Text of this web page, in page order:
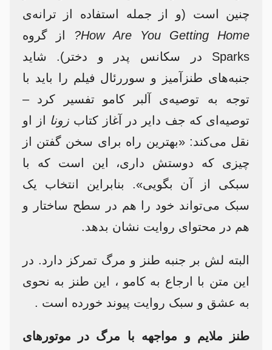
چنین است (و از جمله استفاده از ترانه‌ی
How Are You Getting Home?
از گروه
Sparks در سکانس پدر و دختر). شاید
جنبه‌های طنزآمیز و سوررئال فیلم را باید با
توجه به توصیه‌ی آلبر کامو تفسیر کرد –
توصیه‌ای که جف دایر در آغاز کتاب زونا از او
نقل می‌کند: «بهترین راه برای سخن گفتن از
چیزی که دوستش داری، این است که با
سبکی از آن بگویی». بنابراین انتخاب یک
سبک می‌تواند خود را هم در سطح ساختار و
هم در محتوای روایت نشان بدهد.
البته لش بر جنبه طنز و مرگ تمرکز دارد. در
این متن با ارجاع به کامو ، این طنز به نحوی
به عشق و سبک روایت پیوند خورده است .
طنز ملایم و مواجهه با مرگ در موتورهای